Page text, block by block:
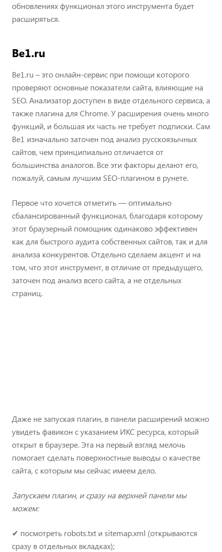
обновлениях функционал этого инструмента будет
расширяться.
Be1.ru
Be1.ru – это онлайн-сервис при помощи которого
проверяют основные показатели сайта, влияющие на
SEO. Анализатор доступен в виде отдельного сервиса, а
также плагина для Chrome. У расширения очень много
функций, и большая их часть не требует подписки. Сам
Be1 изначально заточен под анализ русскоязычных
сайтов, чем принципиально отличается от
большинства аналогов. Все эти факторы делают его,
пожалуй, самым лучшим SEO-плагином в рунете.
Первое что хочется отметить — оптимально
сбалансированный функционал, благодаря которому
этот браузерный помощник одинаково эффективен
как для быстрого аудита собственных сайтов, так и для
анализа конкурентов. Отдельно сделаем акцент и на
том, что этот инструмент, в отличие от предыдущего,
заточен под анализ всего сайта, а не отдельных
страниц.
Даже не запуская плагин, в панели расширений можно
увидеть фавикон с указанием ИКС ресурса, который
открыт в браузере. Эта на первый взгляд мелочь
помогает сделать поверхностные выводы о качестве
сайта, с которым мы сейчас имеем дело.
Запускаем плагин, и сразу на верхней панели мы
можем:
✔ посмотреть robots.txt и sitemap.xml (открываются
сразу в отдельных вкладках);